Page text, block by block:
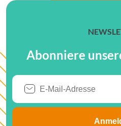
Abonniere